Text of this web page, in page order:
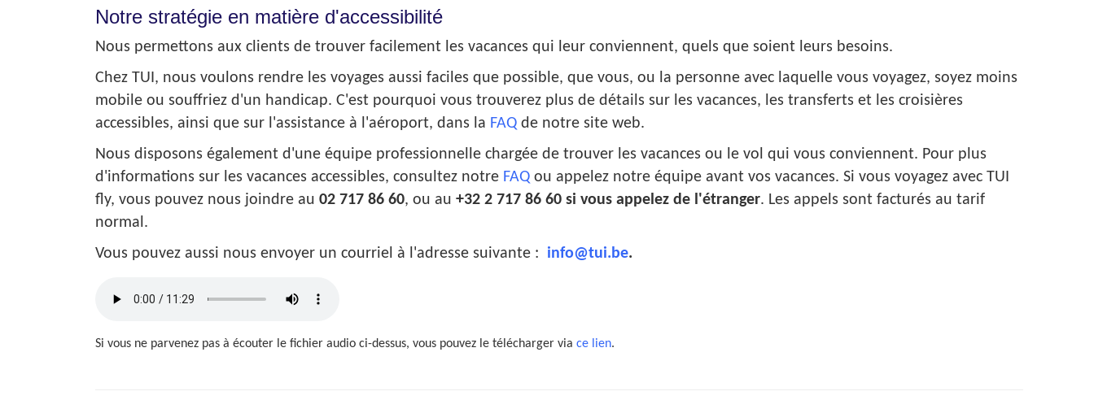
Notre stratégie en matière d'accessibilité
Nous permettons aux clients de trouver facilement les vacances qui leur conviennent, quels que soient leurs besoins.
Chez TUI, nous voulons rendre les voyages aussi faciles que possible, que vous, ou la personne avec laquelle vous voyagez, soyez moins
mobile ou souffriez d'un handicap. C'est pourquoi vous trouverez plus de détails sur les vacances, les transferts et les croisières
accessibles, ainsi que sur l'assistance à l'aéroport, dans la FAQ de notre site web.
Nous disposons également d'une équipe professionnelle chargée de trouver les vacances ou le vol qui vous conviennent. Pour plus
d'informations sur les vacances accessibles, consultez notre FAQ ou appelez notre équipe avant vos vacances. Si vous voyagez avec TUI
fly, vous pouvez nous joindre au 02 717 86 60, ou au +32 2 717 86 60 si vous appelez de l'étranger. Les appels sont facturés au tarif
normal.
Vous pouvez aussi nous envoyer un courriel à l'adresse suivante : info@tui.be.
Si vous ne parvenez pas à écouter le fichier audio ci-dessus, vous pouvez le télécharger via ce lien.